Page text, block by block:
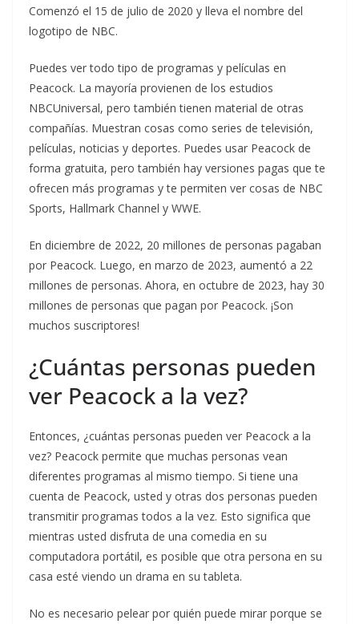
Comenzó el 15 de julio de 2020 y lleva el nombre del
logotipo de NBC.
Puedes ver todo tipo de programas y películas en
Peacock. La mayoría provienen de los estudios
NBCUniversal, pero también tienen material de otras
compañías. Muestran cosas como series de televisión,
películas, noticias y deportes. Puedes usar Peacock de
forma gratuita, pero también hay versiones pagas que te
ofrecen más programas y te permiten ver cosas de NBC
Sports, Hallmark Channel y WWE.
En diciembre de 2022, 20 millones de personas pagaban
por Peacock. Luego, en marzo de 2023, aumentó a 22
millones de personas. Ahora, en octubre de 2023, hay 30
millones de personas que pagan por Peacock. ¡Son
muchos suscriptores!
¿Cuántas personas pueden
ver Peacock a la vez?
Entonces, ¿cuántas personas pueden ver Peacock a la
vez? Peacock permite que muchas personas vean
diferentes programas al mismo tiempo. Si tiene una
cuenta de Peacock, usted y otras dos personas pueden
transmitir programas todos a la vez. Esto significa que
mientras usted disfruta de una comedia en su
computadora portátil, es posible que otra persona en su
casa esté viendo un drama en su tableta.
No es necesario pelear por quién puede mirar porque se